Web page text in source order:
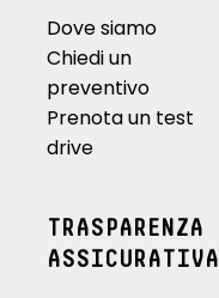
Dove siamo
Chiedi un
preventivo
Prenota un test
drive
TRASPARENZA
ASSICURATIVA